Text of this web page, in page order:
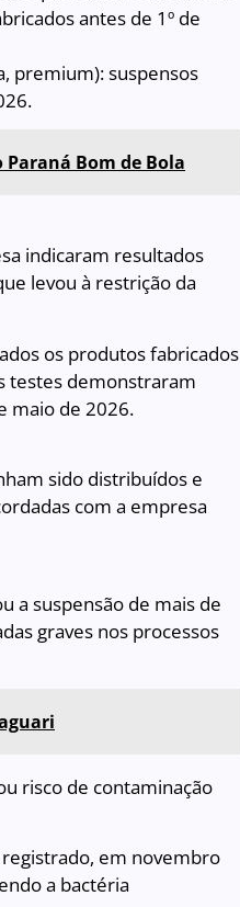
antes de 1º de
premium): suspensos
Bom de Bola
indicaram resultados
levou à restrição da
os produtos fabricados
testes demonstraram
maio de 2026.
sido distribuídos e
com a empresa
a suspensão de mais de
graves nos processos
risco de contaminação
registrado, em novembro
a bactéria